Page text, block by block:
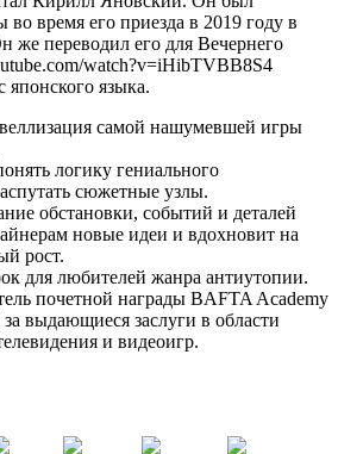
время его приезда в 2019 году в
переводил его для Вечернего
watch?v=iHibTVBB8S4
японского языка.
самой нашумевшей игры
логику гениального
сюжетные узлы.
обстановки, событий и деталей
новые идеи и вдохновит на
рост.
для любителей жанра антиутопии.
почетной награды BAFTA Academy
выдающиеся заслуги в области
и видеоигр.